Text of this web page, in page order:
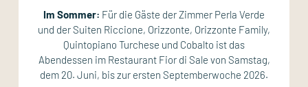
Im Sommer: Für die Gäste der Zimmer Perla Verde
und der Suiten Riccione, Orizzonte, Orizzonte Family,
Quintopiano Turchese und Cobalto ist das
Abendessen im Restaurant Fior di Sale von Samstag,
dem 20. Juni, bis zur ersten Septemberwoche 2026.